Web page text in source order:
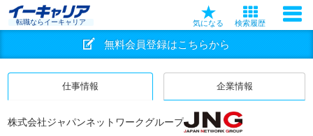
転職ならイーキャリア 気になる 検索履歴
無料会員登録はこちらから
仕事情報 企業情報
株式会社ジャパンネットワークグループ